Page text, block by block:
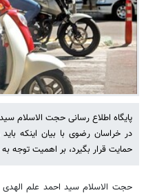
پایگاه اطلاع رسانی حجت الاسلام
در خراسان رضوی با بیان اینکه
حمایت قرار بگیرد، بر اهمیت توجه
حجت الاسلام سید احمد علم الهدی